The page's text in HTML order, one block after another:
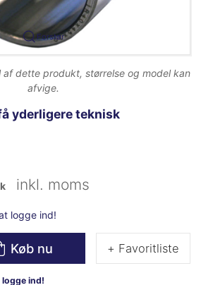
Forstør
af dette produkt, størrelse og model kan
afvige.
yderligere teknisk
inkl. moms
logge ind!
Køb nu
ind!
+ Favoritliste